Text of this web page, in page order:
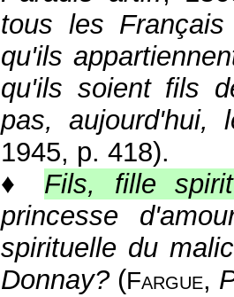
tous les
qu'ils
qu'ils soient fils
pas, aujourd'hui,
1945, p. 418).
♦ Fils, fille
princesse
spirituelle du
Donnay?(Fargue,